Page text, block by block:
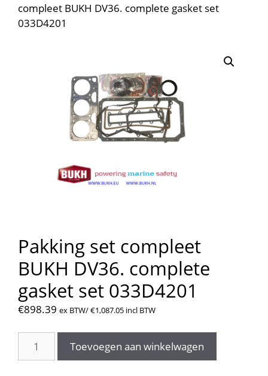
compleet BUKH DV36. complete gasket set
033D4201
Pakking set compleet
BUKH DV36. complete
gasket set 033D4201
€898.39 ex BTW/€1,087.05 incl BTW
Toevoegen aan winkelwagen